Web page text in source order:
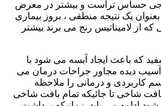
حساس تراست و بیشتر در معرض
یک نتیجه منطقی ، بروز بیماری
از لامیناتیس رنج می برند بیشتر
که باعث ایجاد آبسه می شود با
دیده مجاور جراحات درمان می
5 و 6 اصلاح سم کاربردی و درمانی را ملاحظه
شاخی تا جائیکه تمام بافت شاخی